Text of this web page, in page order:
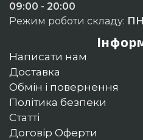
09:00 - 20:00
Режим роботи складу:
Написати нам
Доставка
Обмін і повернення
Політика безпеки
Статті
Договір Оферти